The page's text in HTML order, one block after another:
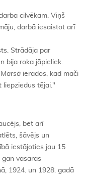
cilvēkam. Viņš
darbā iesaistot arī
Strādāja par
bija roka jāpieliek.
Marsā ierados, kad mači
liepziedus tējai."
bet arī
šāvējs un
iestājoties jau 15
gan vasaras
1924. un 1928. gadā